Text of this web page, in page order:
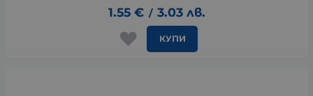
1.55 € / 3.03 лв.
КУПИ